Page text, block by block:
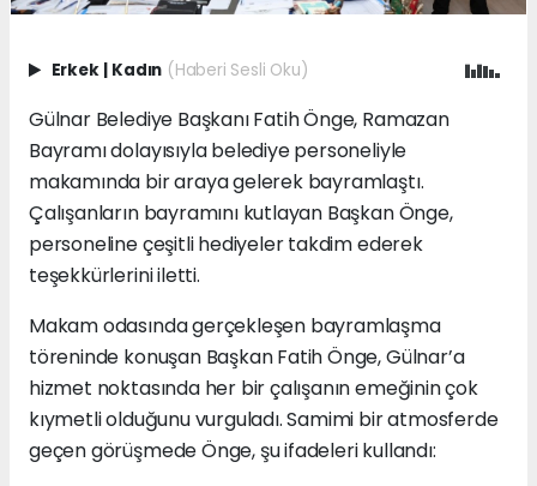
Erkek Kadın (Haberi Sesli Oku)
Gülnar Belediye Başkanı Fatih Önge, Ramazan
Bayramı dolayısıyla belediye personeliyle
makamında bir araya gelerek bayramlaştı.
Çalışanların bayramını kutlayan Başkan Önge,
personeline çeşitli hediyeler takdim ederek
teşekkürlerini iletti.
Makam odasında gerçekleşen bayramlaşma
töreninde konuşan Başkan Fatih Önge, Gülnar’a
hizmet noktasında her bir çalışanın emeğinin çok
kıymetli olduğunu vurguladı. Samimi bir atmosferde
geçen görüşmede Önge, şu ifadeleri kullandı: